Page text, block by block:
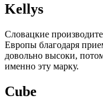
Kellys
Словацкие
Европы благодаря
довольно высоки,
именно эту марку.
Cube